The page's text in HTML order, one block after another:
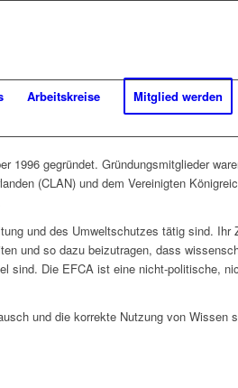
Arbeitskreise Mitglied werden
1996 gegründet. Gründungsmitglieder
(CLAN) und dem Vereinigten
und des Umweltschutzes tätig sind. Ihr
und so dazu beizutragen, dass
sind. Die EFCA ist eine nicht-politische,
und die korrekte Nutzung von Wissen